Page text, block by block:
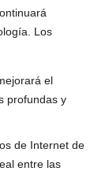
Los
el
profundas y
de Internet de
entre las